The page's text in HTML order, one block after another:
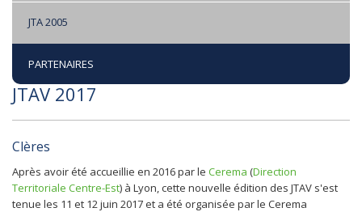
JTA 2005
PARTENAIRES
JTAV 2017
Clères
Après avoir été accueillie en 2016 par le Cerema (Direction
Territoriale Centre-Est) à Lyon, cette nouvelle édition des JTAV s'est
tenue les 11 et 12 juin 2017 et a été organisée par le Cerema